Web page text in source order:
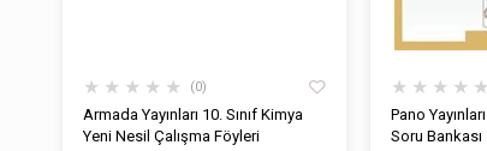
★ ★ ★ ★ ★ 0
Armada Yayınları 10. Sınıf Kimya
Yeni Nesil Çalışma Föyleri
★ ★ ★ ★ ★
Pano
Soru Bankası